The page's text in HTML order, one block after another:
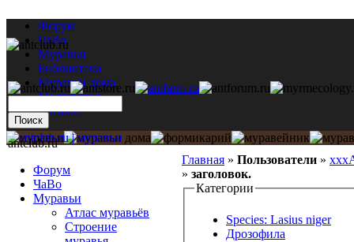
Форум
ЧаВо
Муравьи
Библиотека
Муравьи дома
Мастерская
Каталог
Главная » Пользователи »
» заголовок.
Категории
Species: Lasius niger
Дрозофила
antclub.ru
Форум
ЧаВо
Муравьи
Атлас муравьёв
Строение